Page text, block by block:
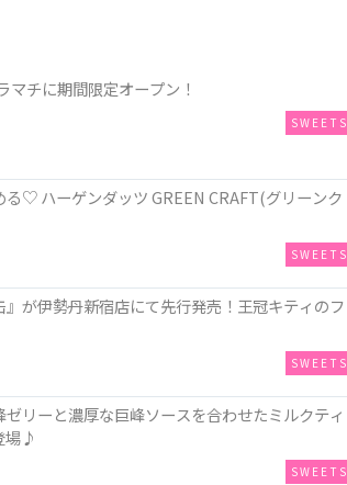
マチに期間限定オープン！
SWEETS
♡ ハーゲンダッツ GREEN CRAFT(グリーンク
SWEETS
が伊勢丹新宿店にて先行発売！王冠キティのフ
SWEETS
リーと濃厚な巨峰ソースを合わせたミルクティ
場♪
SWEETS